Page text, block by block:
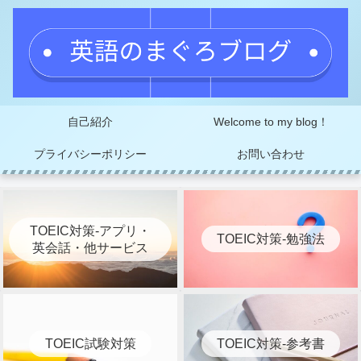
自己紹介 Welcome to my blog！
プライバシーポリシー お問い合わせ
TOEIC対策-アプリ・
英会話・他サービス
TOEIC対策-勉強法
TOEIC試験対策 TOEIC対策-参考書